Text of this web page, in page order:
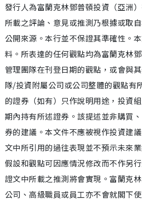
發行人為富蘭克林鄧普頓投資（亞洲
所載之評論、意見或推測乃根據或取
公開來源。本行並不保證其準確性。
料。所表達的任何觀點均為富蘭克林
管理團隊在刊登日期的觀點，或會與
隊/投資附屬公司或公司整體的觀點有
的證券（如有）只作說明用途，投資
期內持有所述證券。該提述並非購買
券的建議。本文件不應被視作投資建
文中所引用的過往表現並不預示未來
假設和觀點可因應情況修改而不作另
證文中所載之推測將會實現。富蘭克
公司、高級職員或員工亦不會就閣下